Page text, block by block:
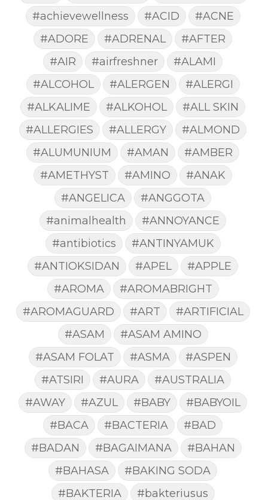
#achievewellness
#ACID
#ACNE
#ADORE
#ADRENAL
#AFTER
#AIR
#airfreshner
#ALAMI
#ALCOHOL
#ALERGEN
#ALERGI
#ALKALIME
#ALKOHOL
#ALL SKIN
#ALLERGIES
#ALLERGY
#ALMOND
#ALUMUNIUM
#AMAN
#AMBER
#AMETHYST
#AMINO
#ANAK
#ANGELICA
#ANGGOTA
#animalhealth
#ANNOYANCE
#antibiotics
#ANTINYAMUK
#ANTIOKSIDAN
#APEL
#APPLE
#AROMA
#AROMABRIGHT
#AROMAGUARD
#ART
#ARTIFICIAL
#ASAM
#ASAM AMINO
#ASAM FOLAT
#ASMA
#ASPEN
#ATSIRI
#AURA
#AUSTRALIA
#AWAY
#AZUL #BABY
#BABYOIL
#BACA
#BACTERIA
#BAD
#BADAN
#BAGAIMANA
#BAHAN
#BAHASA
#BAKING SODA
#BAKTERIA
#bakteriusus